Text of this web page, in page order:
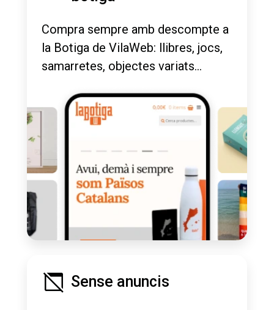
Compra sempre amb descompte a
la Botiga de VilaWeb: llibres, jocs,
samarretes, objectes variats...
Sense anuncis